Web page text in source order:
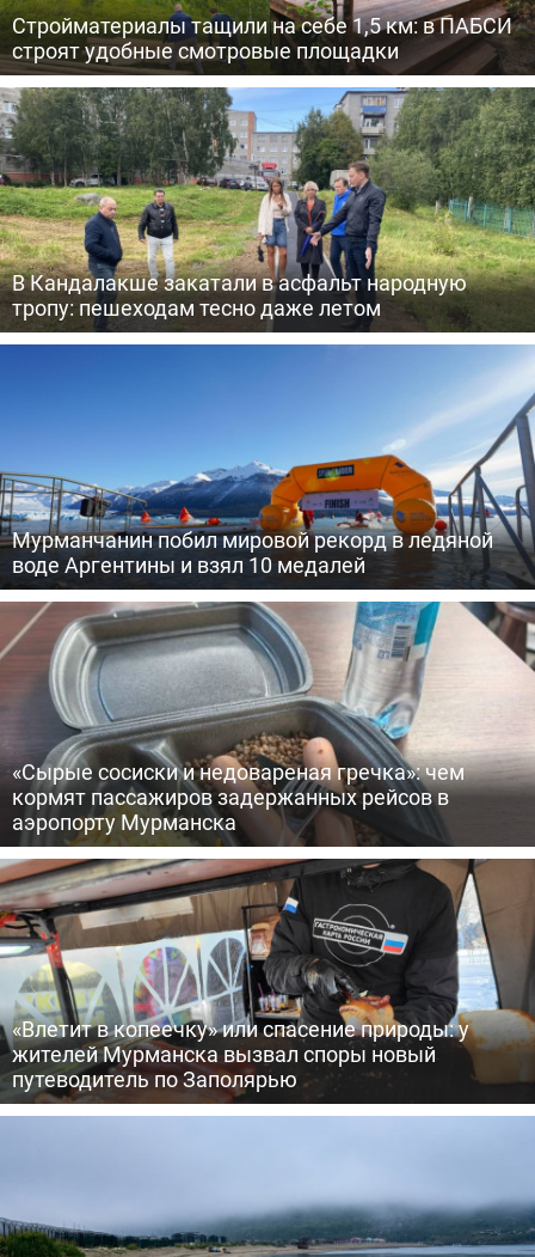
Стройматериалы тащили на себе 1,5 км: в ПАБСИ
строят удобные смотровые площадки
В Кандалакше закатали в асфальт народную
тропу: пешеходам тесно даже летом
Мурманчанин побил мировой рекорд в ледяной
воде Аргентины и взял 10 медалей
«Сырые сосиски и недовареная гречка»: чем
кормят пассажиров задержанных рейсов в
аэропорту Мурманска
«Влетит в копеечку» или спасение природы: у
жителей Мурманска вызвал споры новый
путеводитель по Заполярью